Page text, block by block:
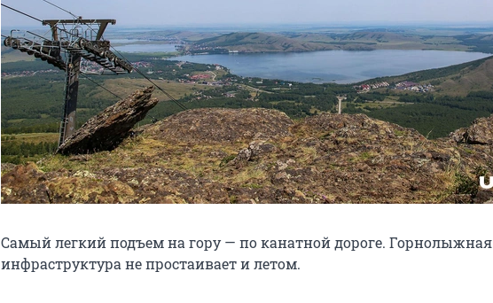
Самый легкий подъем на гору — по канатной дороге. Горнолыжная
инфраструктура не простаивает и летом.